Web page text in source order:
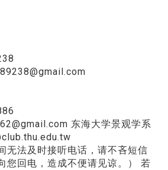
东海大学景观学系
无法及时接听电话，请不吝短信
您回电，造成不便请见谅。） 若